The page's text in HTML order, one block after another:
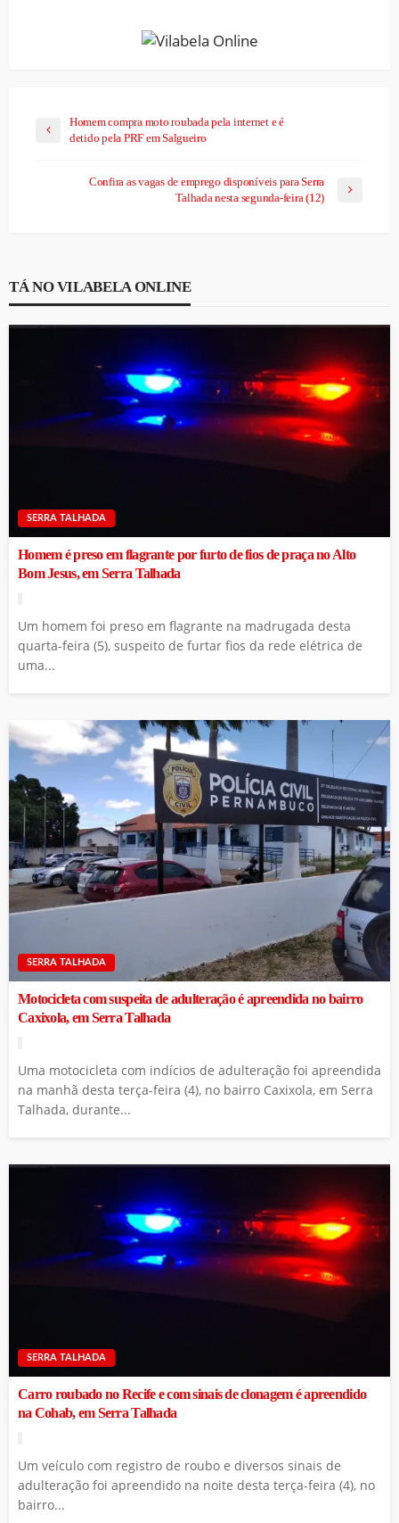
Homem compra moto roubada pela internet e é
detido pela PRF em Salgueiro
Confira as vagas de emprego disponíveis para Serra
Talhada nesta segunda-feira (12)
TÁ NO VILABELA ONLINE
SERRA TALHADA
Homem é preso em flagrante por furto de fios de praça no Alto
Bom Jesus, em Serra Talhada
Um homem foi preso em flagrante na madrugada desta
quarta-feira (5), suspeito de furtar fios da rede elétrica de
uma...
SERRA TALHADA
Motocicleta com suspeita de adulteração é apreendida no bairro
Caxixola, em Serra Talhada
Uma motocicleta com indícios de adulteração foi apreendida
na manhã desta terça-feira (4), no bairro Caxixola, em Serra
Talhada, durante...
SERRA TALHADA
Carro roubado no Recife e com sinais de clonagem é apreendido
na Cohab, em Serra Talhada
Um veículo com registro de roubo e diversos sinais de
adulteração foi apreendido na noite desta terça-feira (4), no
bairro...